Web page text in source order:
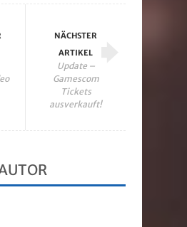
NÄCHSTER
ARTIKEL
Update –
Gamescom
Tickets
ausverkauft!